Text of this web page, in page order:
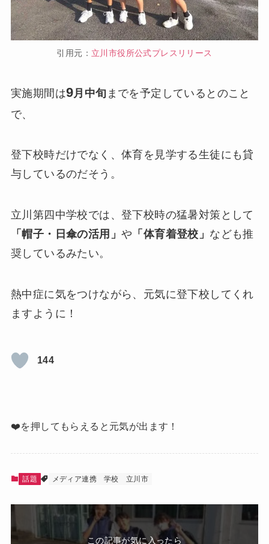
引用元： 立川市役所公式プレスリリース
実施期間は9月中旬 までを予定しているとのこと
で、
登下校時だけでなく、体育を見学する生徒にも貸
与しているのだそう。
立川第四中学校では、登下校時の猛暑対策として
「帽子・日傘の活用」 や 「体育着登校」 なども推
奨しているみたい。
熱中症に気をつけながら、元気に登下校してくれ
ますように！
144
❤️を押してもらえると元気が出ます！
話題 メディア連携 学校 立川市
この記事が気に入ったら